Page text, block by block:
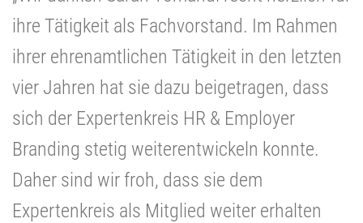
ihre Tätigkeit als Fachvorstand. Im Rahmen
ihrer ehrenamtlichen Tätigkeit in den letzten
vier Jahren hat sie dazu beigetragen, dass
sich der Expertenkreis HR & Employer
Branding stetig weiterentwickeln konnte.
Daher sind wir froh, dass sie dem
Expertenkreis als Mitglied weiter erhalten